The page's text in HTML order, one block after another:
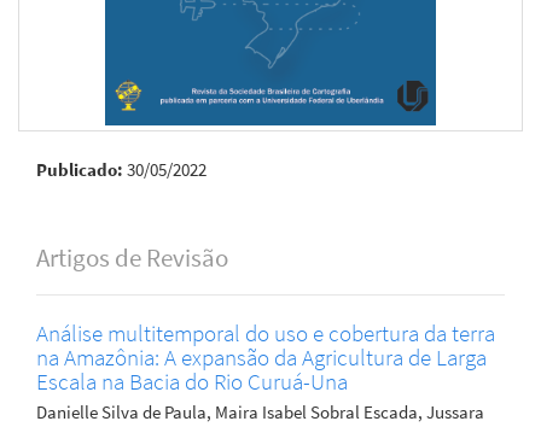
Publicado: 30/05/2022
Artigos de Revisão
Análise multitemporal do uso e cobertura da terra
na Amazônia: A expansão da Agricultura de Larga
Escala na Bacia do Rio Curuá-Una
Danielle Silva de Paula, Maira Isabel Sobral Escada, Jussara